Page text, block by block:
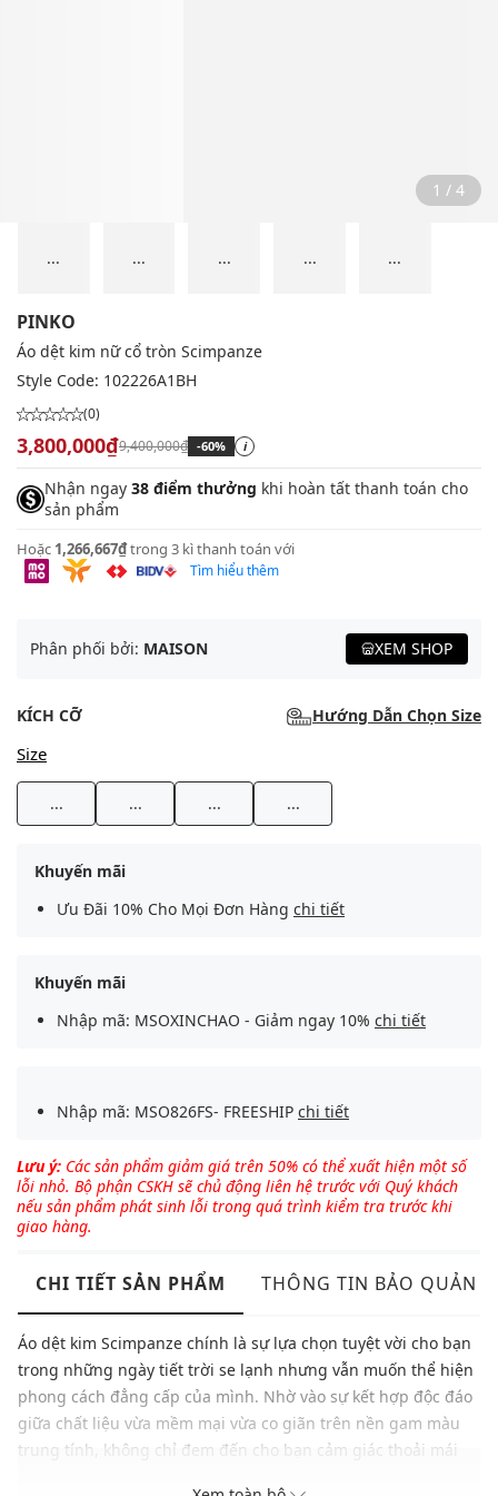
1 / 4
... ... ... ... ...
PINKO
Áo dệt kim nữ cổ tròn Scimpanze
Style Code: 102226A1BH
(0)
3,800,000₫9,400,000₫ -60% i
Nhận ngay 38 điểm thưởng khi hoàn tất thanh toán cho
sản phẩm
Hoặc 1,266,667₫trong 3 kì thanh toán với
Tìm hiểu thêm
Phân phối bởi: MAISON XEM SHOP
KÍCH CỠ Hướng Dẫn Chọn Size
Size
... ... ... ...
Khuyến mãi
Ưu Đãi 10% Cho Mọi Đơn Hàng chi tiết
Khuyến mãi
Nhập mã: MSOXINCHAO - Giảm ngay 10% chi tiết
Nhập mã: MSO826FS- FREESHIP chi tiết
Lưu ý: Các sản phẩm giảm giá trên 50% có thể xuất hiện một số
lỗi nhỏ. Bộ phận CSKH sẽ chủ động liên hệ trước với Quý khách
nếu sản phẩm phát sinh lỗi trong quá trình kiểm tra trước khi
giao hàng.
CHI TIẾT SẢN PHẨM THÔNG TIN BẢO QUẢN
Áo dệt kim Scimpanze chính là sự lựa chọn tuyệt vời cho bạn
trong những ngày tiết trời se lạnh nhưng vẫn muốn thể hiện
phong cách đẳng cấp của mình. Nhờ vào sự kết hợp độc đáo
giữa chất liệu vừa mềm mại vừa co giãn trên nền gam màu
trung tính, không chỉ đem đến cho bạn cảm giác thoải mái